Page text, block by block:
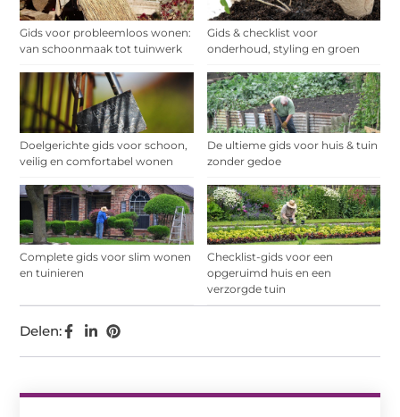
Gids voor probleemloos wonen:
van schoonmaak tot tuinwerk
Gids & checklist voor
onderhoud, styling en groen
Doelgerichte gids voor schoon,
veilig en comfortabel wonen
De ultieme gids voor huis & tuin
zonder gedoe
Complete gids voor slim wonen
en tuinieren
Checklist-gids voor een
opgeruimd huis en een
verzorgde tuin
Delen: